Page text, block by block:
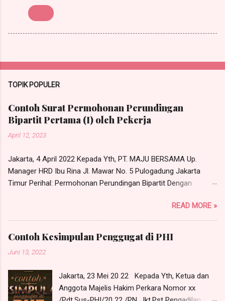
TOPIK POPULER
Contoh Surat Permohonan Perundingan
Bipartit Pertama (I) oleh Pekerja
April 12, 2023
Jakarta, 4 April 2022 Kepada Yth, PT. MAJU BERSAMA Up.
Manager HRD Ibu Rina Jl. Mawar No. 5 Pulogadung Jakarta
Timur Perihal: Permohonan Perundingan Bipartit Dengan
Warganegara : Indonesia Pekerjaan : Karyawan PT. Maju
Bersama Alamat : Jl. Tongkol No. 10 RT 05, RW 01, Kel. Cibubur,
Kec. Ciracas, Jakarta Timur Sehubungan dengan adanya
permasalahan hubungan industrial yang perlu dirundingkan
secara bipartit antara saya dengan manajemen PT. Maju
untuk melakukan perundingan bipartit pada: Hari : Senin Tanggal
: 11 April 2022 Pukul : 10.00 WIB s/d selesai Tempat : Ruang
READ MORE »
Contoh Kesimpulan Penggugat di PHI
Juni 13, 2022
Jakarta, 23 Mei 20 22 Kepada Yth, Ketua dan
Anggota Majelis Hakim Perkara Nomor xx